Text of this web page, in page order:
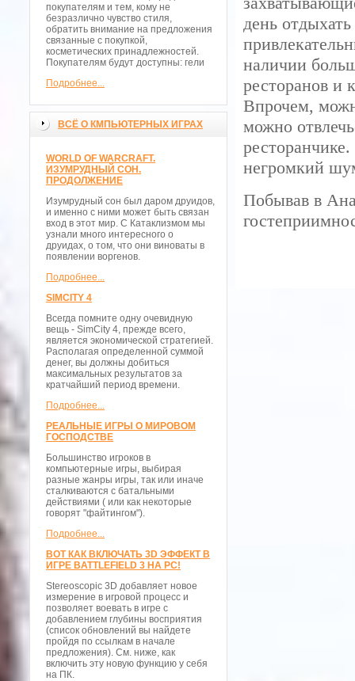
покупателям и тем, кому не
безразлично чувство стиля,
обратить внимание на предложения
связанные с покупкой,
косметических принадлежностей.
Покупателям будут доступны: гели
Подробнее...
ВСЁ О КМПЬЮТЕРНЫХ ИГРАХ
WORLD OF WARCRAFT.
ИЗУМРУДНЫЙ СОН.
ПРОДОЛЖЕНИЕ
Изумрудный сон был даром друидов,
и именно с ними может быть связан
вход в этот мир. С Катаклизмом мы
узнали много интересного о
друидах, о том, что они виноваты в
появлении воргенов.
Подробнее...
SIMCITY 4
Всегда помните одну очевидную
вещь - SimCity 4, прежде всего,
является экономической стратегией.
Располагая определенной суммой
денег, вы должны добиться
максимальных результатов за
кратчайший период времени.
Подробнее...
РЕАЛЬНЫЕ ИГРЫ О МИРОВОМ
ГОСПОДСТВЕ
Большинство игроков в
компьютерные игры, выбирая
разные жанры игры, так или иначе
сталкиваются с батальными
действиями ( или как некоторые
говорят "файтингом").
Подробнее...
ВОТ КАК ВКЛЮЧАТЬ 3D ЭФФЕКТ В
ИГРЕ BATTLEFIELD 3 НА PC!
Stereoscopic 3D добавляет новое
измерение в игровой процесс и
позволяет воевать в игре с
добавлением глубины восприятия
(список обновлений вы найдете
пройдя по ссылкам в начале
предложения). См. ниже, как
включить эту новую функцию у себя
на ПК.
день
наличии
ресторанов и
Впрочем,
можно
негромкий
Побывав в